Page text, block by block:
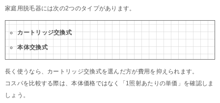
家庭用脱毛器には次の2つのタイプがあります。
カートリッジ交換式
本体交換式
長く使うなら、カートリッジ交換式を選んだ方が費用を抑えられます。
コスパを比較する際は、本体価格ではなく「1照射あたりの単価」を確認しま
しょう。